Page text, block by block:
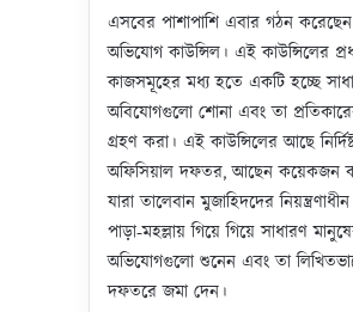
এসবের পাশাপাশি এবার গঠন
অভিযোগ কাউন্সিল। এই কাউন্সিলের
কাজসমূহের মধ্য হতে একটি হচ্ছে
অবিযোগগুলো শোনা এবং তা
গ্রহণ করা। এই কাউন্সিলের আছে
অফিসিয়াল দফতর, আছেন কয়েকজন
যারা তালেবান মুজাহিদদের নিয়ন্ত্রণাধীন
পাড়া-মহল্লায় গিয়ে গিয়ে সাধারণ
অভিযোগগুলো শুনেন এবং তা
দফতরে জমা দেন।